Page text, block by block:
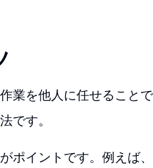
業を他人に任せること
です。
ポイントです。例えば